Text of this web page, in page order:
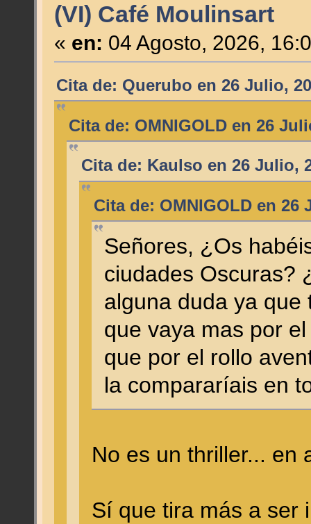
(VI) Café Moulinsart
« en: 04 Agosto, 2026,
Cita de: Querubo en 26 Julio,
Cita de: OMNIGOLD en 26
Cita de: Kaulso en 26 Julio,
Cita de: OMNIGOLD en 26
Señores, ¿Os
ciudades Oscuras?
alguna duda ya
que vaya mas por
que por el rollo
la compararíais en
No es un thriller...
Sí que tira más a ser